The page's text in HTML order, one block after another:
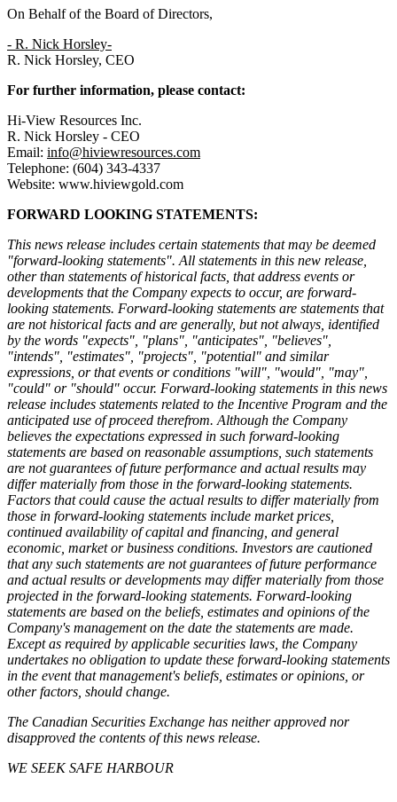
On Behalf of the Board of Directors,
- R. Nick Horsley-
R. Nick Horsley, CEO
For further information, please contact:
Hi-View Resources Inc.
R. Nick Horsley - CEO
Email: info@hiviewresources.com
Telephone: (604) 343-4337
Website: www.hiviewgold.com
FORWARD LOOKING STATEMENTS:
This news release includes certain statements that may be deemed
"forward-looking statements". All statements in this new release,
other than statements of historical facts, that address events or
developments that the Company expects to occur, are forward-
looking statements. Forward-looking statements are statements that
are not historical facts and are generally, but not always, identified
by the words "expects", "plans", "anticipates", "believes",
"intends", "estimates", "projects", "potential" and similar
expressions, or that events or conditions "will", "would", "may",
"could" or "should" occur. Forward-looking statements in this news
release includes statements related to the Incentive Program and the
anticipated use of proceed therefrom. Although the Company
believes the expectations expressed in such forward-looking
statements are based on reasonable assumptions, such statements
are not guarantees of future performance and actual results may
differ materially from those in the forward-looking statements.
Factors that could cause the actual results to differ materially from
those in forward-looking statements include market prices,
continued availability of capital and financing, and general
economic, market or business conditions. Investors are cautioned
that any such statements are not guarantees of future performance
and actual results or developments may differ materially from those
projected in the forward-looking statements. Forward-looking
statements are based on the beliefs, estimates and opinions of the
Company's management on the date the statements are made.
Except as required by applicable securities laws, the Company
undertakes no obligation to update these forward-looking statements
in the event that management's beliefs, estimates or opinions, or
other factors, should change.
The Canadian Securities Exchange has neither approved nor
disapproved the contents of this news release.
WE SEEK SAFE HARBOUR